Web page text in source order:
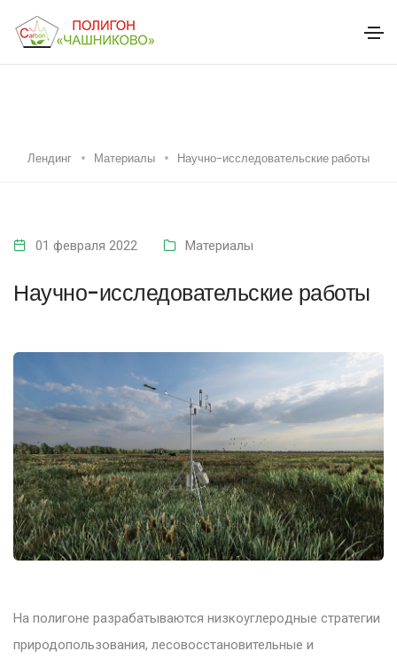
Лендинг Материалы Научно-исследовательские работы
01 февраля 2022 Материалы
Научно-исследовательские работы
На полигоне разрабатываются низкoyглepoдные стратегии
природопользования, лесовосстановительные и